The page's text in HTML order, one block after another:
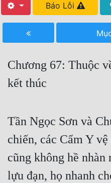
Hoàn Thành
Hậu Cung
Truyện ngắn
Xa Lộ Dịch
Báo Lỗi
Chương 67: Thuộc
kết thúc
Tần Ngọc Sơn và
chiến, các Cẩm Y
cũng không hề
lựu đạn, họ nhanh